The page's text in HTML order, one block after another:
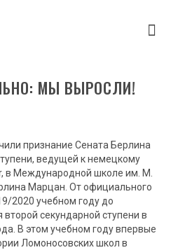
МЫ ВЫРОСЛИ!
признание Сената Берлина
ведущей к немецкому
в Международной школе им. М.
Марцан. От официального
2020 учебном году до
секундарной ступени в
В этом учебном году впервые
Ломоносовских школ в